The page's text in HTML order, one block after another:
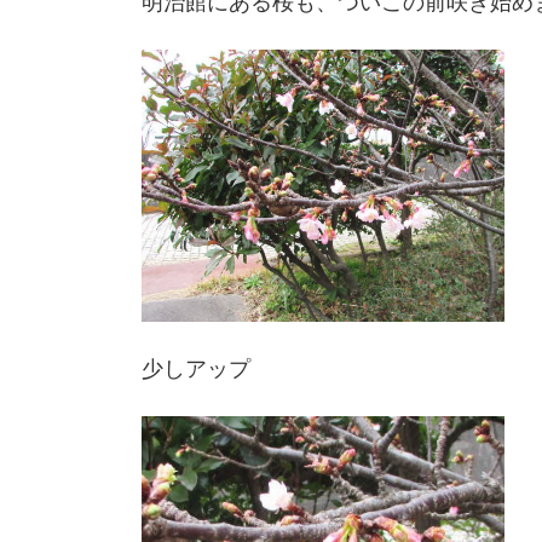
少しアップ